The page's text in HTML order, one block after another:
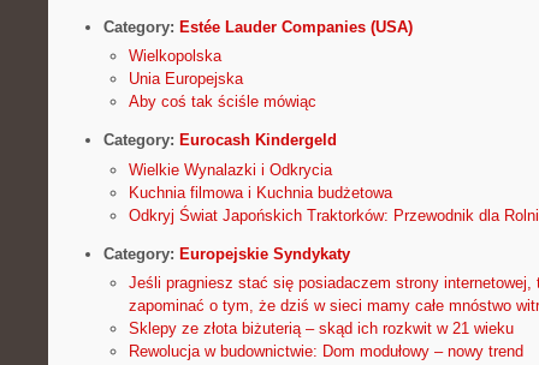
Category: Estée Lauder Companies (USA)
Wielkopolska
Unia Europejska
Aby coś tak ściśle mówiąc
Category: Eurocash Kindergeld
Wielkie Wynalazki i Odkrycia
Kuchnia filmowa i Kuchnia budżetowa
Odkryj Świat Japońskich Traktorków: Przewodnik dla
Category: Europejskie Syndykaty
Jeśli pragniesz stać się posiadaczem strony
zapominać o tym, że dziś w sieci mamy całe mnóstwo
Sklepy ze złota biżuterią – skąd ich rozkwit w 21 wieku
Rewolucja w budownictwie: Dom modułowy – nowy trend